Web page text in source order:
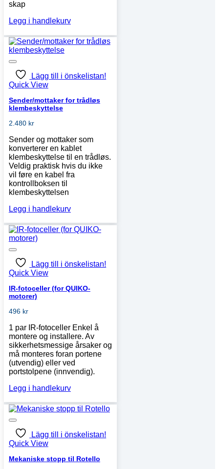
skap
Legg i handlekurv
Lägg till i önskelistan!
Quick View
Sender/mottaker for trådløs
klembeskyttelse
2.480 kr
Sender og mottaker som
konverterer en kablet
klembeskyttelse til en trådløs.
Veldig praktisk hvis du ikke
vil føre en kabel fra
kontrollboksen til
klembeskyttelsen
Legg i handlekurv
Lägg till i önskelistan!
Quick View
IR-fotoceller (for QUIKO-
motorer)
496 kr
1 par IR-fotoceller Enkel å
montere og installere. Av
sikkerhetsmessige årsaker og
må monteres foran portene
(utvendig) eller ved
portstolpene (innvendig).
Legg i handlekurv
Lägg till i önskelistan!
Quick View
Mekaniske stopp til Rotello